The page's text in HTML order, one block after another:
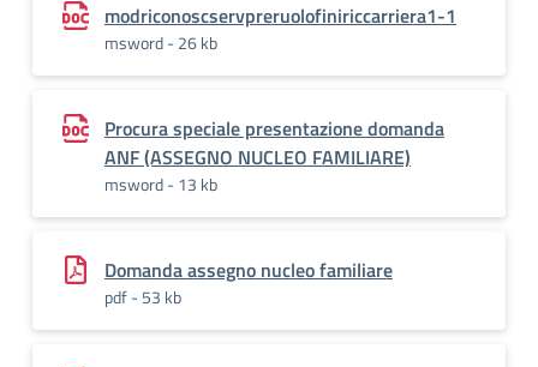
modriconoscservpreruolofiniriccarriera1-1
msword - 26 kb
Procura speciale presentazione domanda
ANF (ASSEGNO NUCLEO FAMILIARE)
msword - 13 kb
Domanda assegno nucleo familiare
pdf - 53 kb